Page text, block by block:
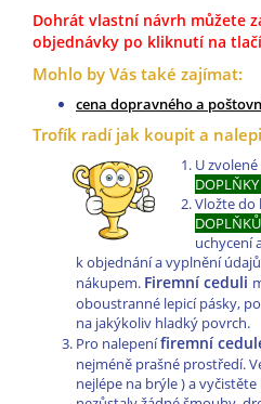
Dohrát vlastní návrh můžete
objednávky po kliknutí na
Mohlo by Vás také zajímat:
cena dopravného a
Trofík radí jak koupit a
U
Vložte do
DOPLŇKŮ
uchycení
k objednání a vyplnění
nákupem. Firemní ceduli
oboustranné lepicí pásky,
na jakýkoliv hladký povrch.
Pro nalepenífiremní
nejméně prašné prostředí.
nejlépe na brýle ) a